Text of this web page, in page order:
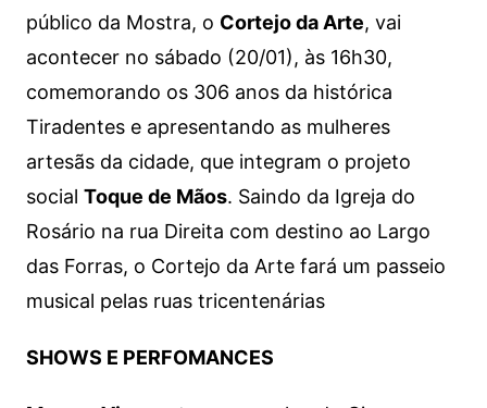
público da Mostra, o Cortejo da Arte, vai
acontecer no sábado (20/01), às 16h30,
comemorando os 306 anos da histórica
Tiradentes e apresentando as mulheres
artesãs da cidade, que integram o projeto
social Toque de Mãos. Saindo da Igreja do
Rosário na rua Direita com destino ao Largo
das Forras, o Cortejo da Arte fará um passeio
musical pelas ruas tricentenárias
SHOWS E PERFOMANCES